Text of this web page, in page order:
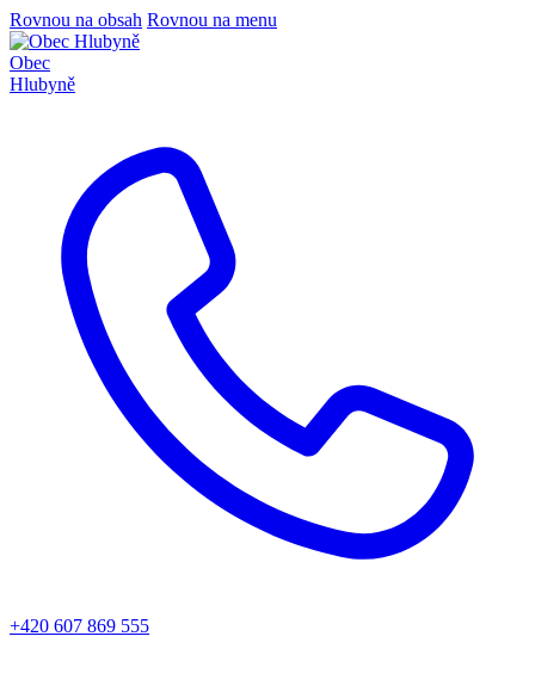
Rovnou na obsah Rovnou na menu
Obec
Hlubyně
+420 607 869 555